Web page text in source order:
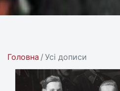
Головна Усі дописи